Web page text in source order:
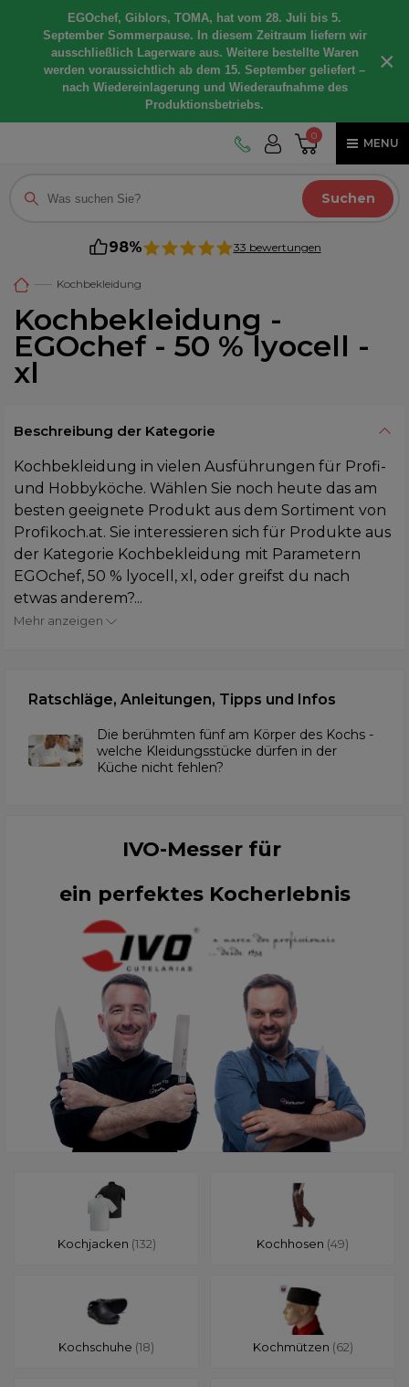
EGOchef, Giblors, TOMA, hat vom 28. Juli bis 5.
September Sommerpause. In diesem Zeitraum liefern wir
ausschließlich Lagerware aus. Weitere bestellte Waren
werden voraussichtlich ab dem 15. September geliefert –
nach Wiedereinlagerung und Wiederaufnahme des
Produktionsbetriebs.
×
0
MENU
Suchen
98% 33 bewertungen
Kochbekleidung
Kochbekleidung -
EGOchef - 50 % lyocell -
xl
Beschreibung der Kategorie
Kochbekleidung in vielen Ausführungen für Profi-
und Hobbyköche. Wählen Sie noch heute das am
besten geeignete Produkt aus dem Sortiment von
Profikoch.at. Sie interessieren sich für Produkte aus
der Kategorie Kochbekleidung mit Parametern
EGOchef, 50 % lyocell, xl, oder greifst du nach
etwas anderem?...
Mehr anzeigen
Ratschläge, Anleitungen, Tipps und Infos
Die berühmten fünf am Körper des Kochs -
welche Kleidungsstücke dürfen in der
Küche nicht fehlen?
IVO-Messer für
ein perfektes Kocherlebnis
Kochjacken (132) Kochhosen (49)
Kochschuhe (18) Kochmützen (62)